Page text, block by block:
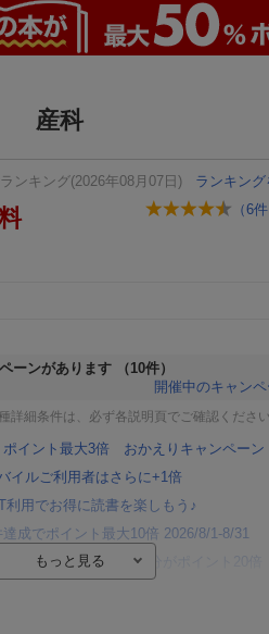
産科
ンキング(2026年08月07日)
ランキング
（6件
ーンがあります
（10件）
開催中のキャン
細条件は、必ず各説明頁でご確認ください
ポイント最大3倍 おかえりキャンペーン
イルご利用者はさらに+1倍
利用でお得に読書を楽しもう♪
成でポイント最大10倍 2026/8/1-8/31
成で楽天ブックス購入分がポイント20倍